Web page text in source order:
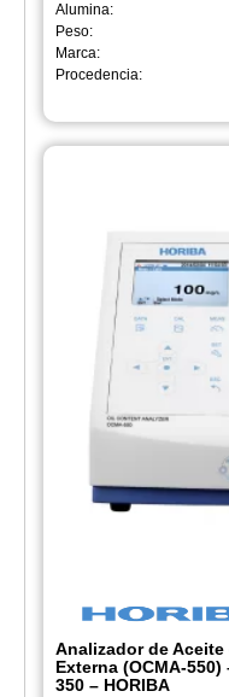
Alumina:
Peso:
Marca:
Procedencia:
Analizador de
Externa (OCMA-
350 – HORIBA